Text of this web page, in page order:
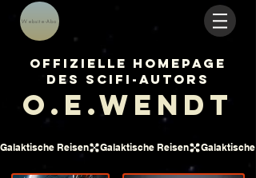
Website-Abo
Offizielle Homepage
des Scifi-Autors
O.E.Wendt
Galaktische Reisen